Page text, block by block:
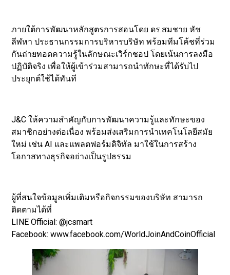
ภายใต้การพัฒนาหลักสูตรการสอนโดย ดร.สมชาย หัช
ลีฬหา ประธานกรรมการบริหารบริษัท พร้อมทีมโค้ชที่ร่วม
กันถ่ายทอดความรู้ในลักษณะเวิร์กชอป โดยเน้นการลงมือ
ปฏิบัติจริง เพื่อให้ผู้เข้าร่วมสามารถนำทักษะที่ได้รับไป
ประยุกต์ใช้ได้ทันที
J&C ให้ความสำคัญกับการพัฒนาความรู้และทักษะของ
สมาชิกอย่างต่อเนื่อง พร้อมส่งเสริมการนำเทคโนโลยีสมัย
ใหม่ เช่น AI และแพลตฟอร์มดิจิทัล มาใช้ในการสร้าง
โอกาสทางธุรกิจอย่างเป็นรูปธรรม
ผู้ที่สนใจข้อมูลเพิ่มเติมหรือกิจกรรมของบริษัท สามารถ
ติดตามได้ที่
LINE Official: @jcsmart
Facebook: www.facebook.com/WorldJoinAndCoinOfficial